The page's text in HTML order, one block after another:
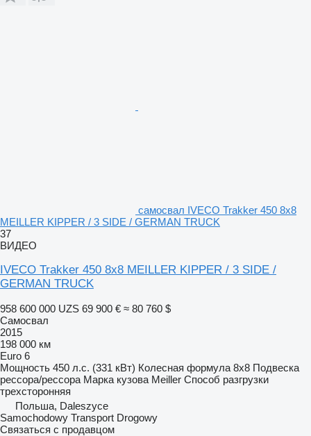
самосвал IVECO Trakker 450 8x8
MEILLER KIPPER / 3 SIDE / GERMAN TRUCK
37
ВИДЕО
IVECO Trakker 450 8x8 MEILLER KIPPER / 3 SIDE /
GERMAN TRUCK
958 600 000 UZS 69 900 € ≈ 80 760 $
Самосвал
2015
198 000 км
Euro 6
Мощность 450 л.с. (331 кВт) Колесная формула 8x8 Подвеска
рессора/рессора Марка кузова Meiller Способ разгрузки
трехсторонняя
Польша, Daleszyce
Samochodowy Transport Drogowy
Связаться с продавцом